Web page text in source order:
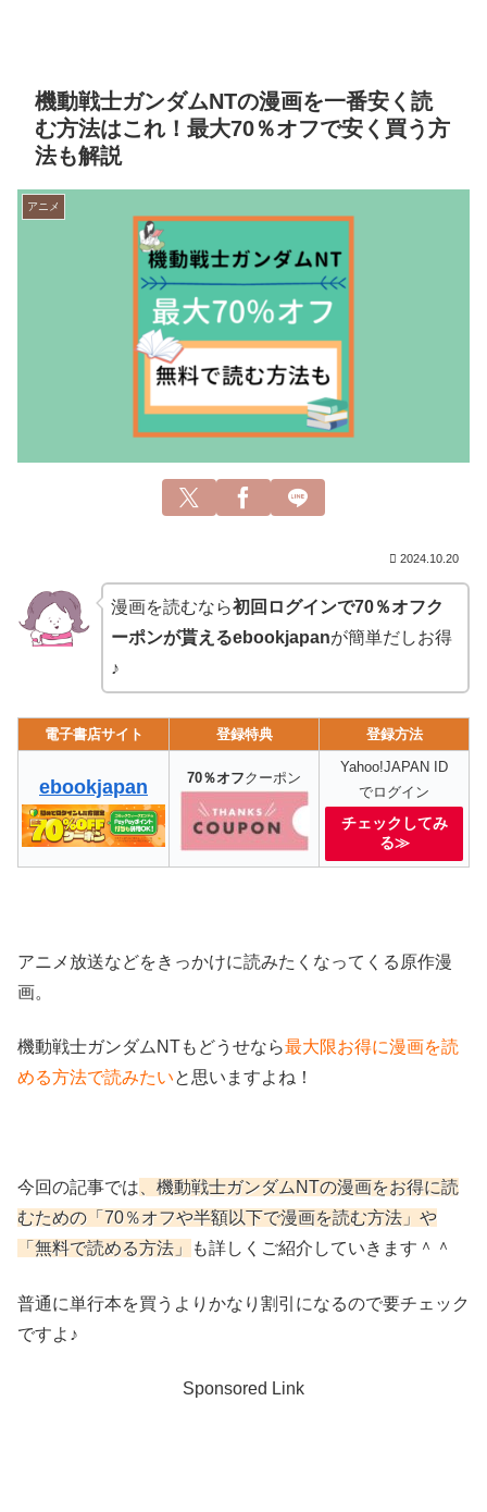
機動戦士ガンダムNTの漫画を一番安く読
む方法はこれ！最大70％オフで安く買う方
法も解説
アニメ
2024.10.20
漫画を読むなら初回ログインで70％オフク
ーポンが貰えるebookjapanが簡単だしお得
♪
電子書店サイト 登録特典 登録方法
ebookjapan 70％オフクーポン
Yahoo!JAPAN ID
でログイン
チェックしてみ
る≫
アニメ放送などをきっかけに読みたくなってくる原作漫
画。
機動戦士ガンダムNTもどうせなら最大限お得に漫画を読
める方法で読みたいと思いますよね！
今回の記事では 、機動戦士ガンダムNTの漫画をお得に読
むための「70％オフや半額以下で漫画を読む方法」や
「無料で読める方法」
も詳しくご紹介していきます＾＾
普通に単行本を買うよりかなり割引になるので要チェック
ですよ♪
Sponsored Link